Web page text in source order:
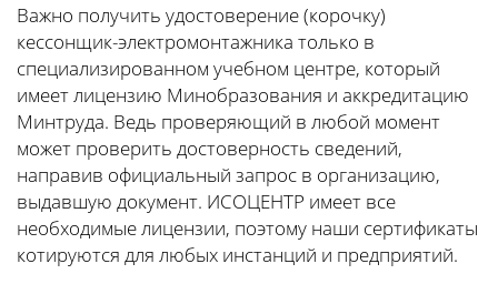
Важно получить удостоверение (корочку)
кессонщик-электромонтажника только в
специализированном учебном центре, который
имеет лицензию Минобразования и аккредитацию
Минтруда. Ведь проверяющий в любой момент
может проверить достоверность сведений,
направив официальный запрос в организацию,
выдавшую документ. ИСОЦЕНТР имеет все
необходимые лицензии, поэтому наши сертификаты
котируются для любых инстанций и предприятий.